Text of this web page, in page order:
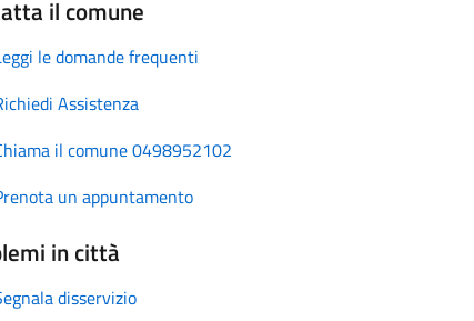
il comune
le domande frequenti
Assistenza
il comune 0498952102
un appuntamento
in città
disservizio